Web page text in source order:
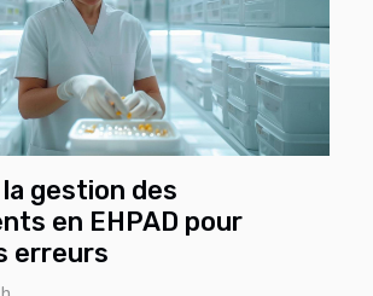
gestion des
en EHPAD pour
erreurs